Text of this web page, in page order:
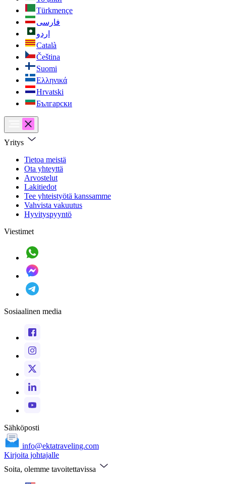
Türkmençe
فارسی
اردو
Català
Čeština
Suomi
Ελληνικά
Hrvatski
Български
Yritys
Tietoa meistä
Ota yhteyttä
Arvostelut
Lakitiedot
Tee yhteistyötä kanssamme
Vahvista vakuutus
Hyvityspyyntö
Viestimet
Sosiaalinen media
Sähköposti
info@ektatraveling.com
Kirjoita johtajalle
Soita, olemme tavoitettavissa